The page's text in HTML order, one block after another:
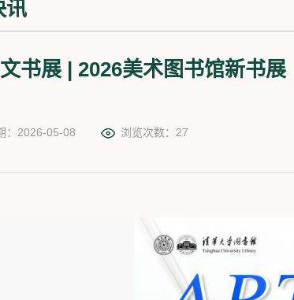
讯
书展 | 2026美术图书馆新书展
：2026-05-08 浏览次数： 27